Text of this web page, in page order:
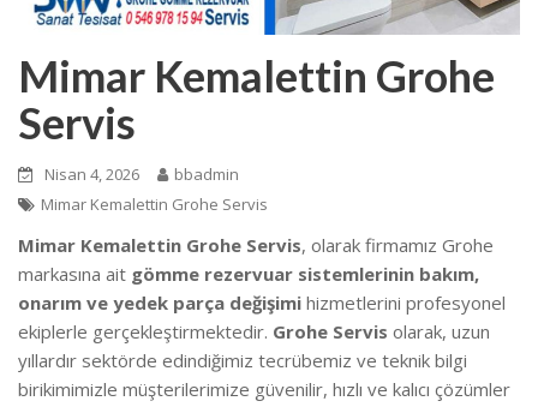
Mimar Kemalettin Grohe
Servis
Nisan 4, 2026
bbadmin
Mimar Kemalettin Grohe Servis
Mimar Kemalettin Grohe Servis, olarak firmamız Grohe
markasına ait gömme rezervuar sistemlerinin bakım,
onarım ve yedek parça değişimi hizmetlerini profesyonel
ekiplerle gerçekleştirmektedir. Grohe Servis olarak, uzun
yıllardır sektörde edindiğimiz tecrübemiz ve teknik bilgi
birikimimizle müşterilerimize güvenilir, hızlı ve kalıcı çözümler